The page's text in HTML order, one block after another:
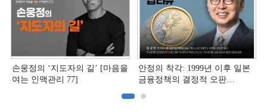
손웅정의 ‘지도자의 길’ [마음을
여는 인맥관리 77]
안정의 착각: 1999년 이후 일본
금융정책의 결정적 오판